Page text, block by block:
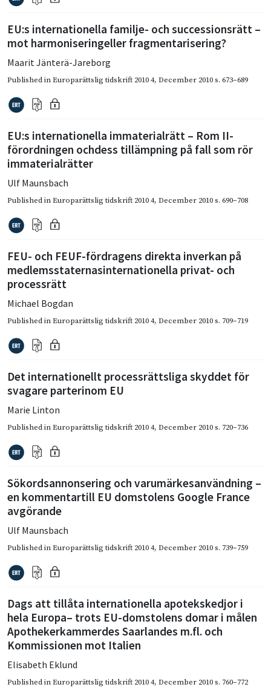
EU:s internationella familje- och successionsrätt –
mot harmoniseringeller fragmentarisering?
Maarit Jänterä-Jareborg
Published inEuroparättslig tidskrift 2010 4, December 2010s. 673–689
EU:s internationella immaterialrätt – Rom II-
förordningen ochdess tillämpning på fall som rör
immaterialrätter
Ulf Maunsbach
Published inEuroparättslig tidskrift 2010 4, December 2010s. 690–708
FEU- och FEUF-fördragens direkta inverkan på
medlemsstaternasinternationella privat- och
processrätt
Michael Bogdan
Published inEuroparättslig tidskrift 2010 4, December 2010s. 709–719
Det internationellt processrättsliga skyddet för
svagare parterinom EU
Marie Linton
Published inEuroparättslig tidskrift 2010 4, December 2010s. 720–736
Sökordsannonsering och varumärkesanvändning –
en kommentartill EU domstolens Google France
avgörande
Ulf Maunsbach
Published inEuroparättslig tidskrift 2010 4, December 2010s. 739–759
Dags att tillåta internationella apotekskedjor i
hela Europa– trots EU-domstolens domar i målen
Apothekerkammerdes Saarlandes m.fl. och
Kommissionen mot Italien
Elisabeth Eklund
Published inEuroparättslig tidskrift 2010 4, December 2010s. 760–772